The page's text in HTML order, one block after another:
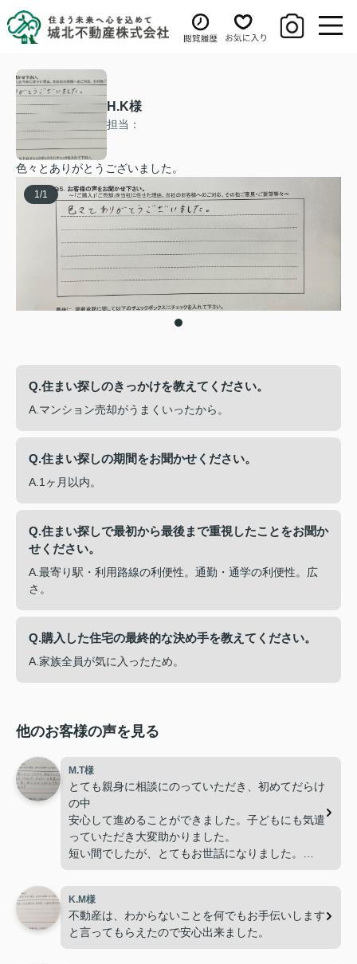
H.K様
担当：
色々とありがとうございました。
1/1
Q.住まい探しのきっかけを教えてください。
A.マンション売却がうまくいったから。
Q.住まい探しの期間をお聞かせください。
A.1ヶ月以内。
Q.住まい探しで最初から最後まで重視したことをお聞か
せください。
A.最寄り駅・利用路線の利便性。通勤・通学の利便性。広
さ。
Q.購入した住宅の最終的な決め手を教えてください。
A.家族全員が気に入ったため。
他のお客様の声を見る
M.T様
とても親身に相談にのっていただき、初めてだらけ
の中
安心して進めることができました。子どもにも気遣
っていただき大変助かりました。
短い間でしたが、とてもお世話になりました。
ありがとうございました。
K.M様
不動産は、わからないことを何でもお手伝いします
と言ってもらえたので安心出来ました。